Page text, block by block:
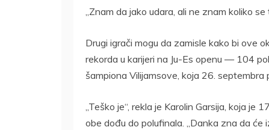
„Znam da jako udara, ali ne znam koliko
Drugi igrači mogu da zamisle kako bi ove
rekorda u karijeri na Ju-Es openu — 104
šampiona Vilijamsove, koja 26. septembra
„Teško je“, rekla je Karolin Garsija, koja
obe dođu do polufinala. „Danka zna da